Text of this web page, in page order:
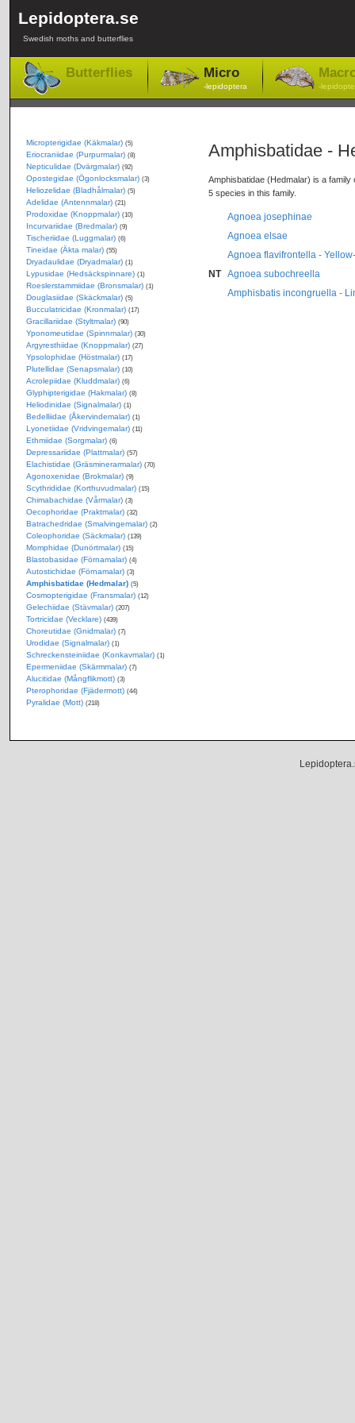
Lepidoptera.se
Swedish moths and butterflies
Butterflies Micro
-lepidoptera -
Amphisbatidae -
Amphisbatidae (Hedmalar) is a
5 species in this family.
Agnoea josephinae
Agnoea elsae
Agnoea flavifrontella -
NT
Agnoea subochreella
Amphisbatis incongruella -
Micropterigidae (Käkmalar) (5)
Eriocraniidae (Purpurmalar) (8)
Nepticulidae (Dvärgmalar) (92)
Opostegidae (Ögonlocksmalar) (3)
Heliozelidae (Bladhålmalar) (5)
Adelidae (Antennmalar) (21)
Prodoxidae (Knoppmalar) (10)
Incurvariidae (Bredmalar) (9)
Tischeriidae (Luggmalar) (6)
Tineidae (Äkta malar) (55)
Dryadaulidae (Dryadmalar) (1)
Lypusidae (Hedsäckspinnare) (1)
Roeslerstammiidae (Bronsmalar) (1)
Douglasiidae (Skäckmalar) (5)
Bucculatricidae (Kronmalar) (17)
Gracillariidae (Styltmalar) (90)
Yponomeutidae (Spinnmalar) (30)
Argyresthiidae (Knoppmalar) (27)
Ypsolophidae (Höstmalar) (17)
Plutellidae (Senapsmalar) (10)
Acrolepiidae (Kluddmalar) (6)
Glyphipterigidae (Hakmalar) (8)
Heliodinidae (Signalmalar) (1)
Bedelliidae (Åkervindemalar) (1)
Lyonetiidae (Vridvingemalar) (11)
Ethmiidae (Sorgmalar) (6)
Depressariidae (Plattmalar) (57)
Elachistidae (Gräsminerarmalar) (70)
Agonoxenidae (Brokmalar) (9)
Scythrididae (Korthuvudmalar) (15)
Chimabachidae (Vårmalar) (3)
Oecophoridae (Praktmalar) (32)
Batrachedridae (Smalvingemalar) (2)
Coleophoridae (Säckmalar) (139)
Momphidae (Dunörtmalar) (15)
Blastobasidae (Förnamalar) (4)
Autostichidae (Förnamalar) (3)
Amphisbatidae (Hedmalar) (5)
Cosmopterigidae (Fransmalar) (12)
Gelechiidae (Stävmalar) (207)
Tortricidae (Vecklare) (439)
Choreutidae (Gnidmalar) (7)
Urodidae (Signalmalar) (1)
Schreckensteiniidae (Konkavmalar) (1)
Epermeniidae (Skärmmalar) (7)
Alucitidae (Mångflikmott) (3)
Pterophoridae (Fjädermott) (44)
Pyralidae (Mott) (218)